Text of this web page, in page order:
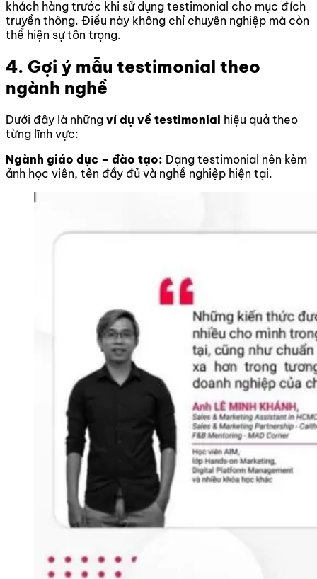
khách hàng trước khi sử dụng testimonial cho mục đích
truyền thông. Điều này không chỉ chuyên nghiệp mà còn
thể hiện sự tôn trọng.
4. Gợi ý mẫu testimonial theo
ngành nghề
Dưới đây là những ví dụ về testimonial hiệu quả theo
từng lĩnh vực:
Ngành giáo dục – đào tạo: Dạng testimonial nên kèm
ảnh học viên, tên đầy đủ và nghề nghiệp hiện tại.